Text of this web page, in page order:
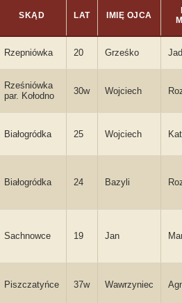
SKĄD LAT IMIĘ OJCA
Rzepniówka 20 Grześko
Rześniówka
par. Kołodno
30w Wojciech
Białogródka 25 Wojciech
Białogródka 24 Bazyli
Sachnowce 19 Jan
Piszczatyńce 37w Wawrzyniec